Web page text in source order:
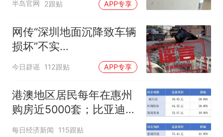
半岛官网 2跟贴 APP专享
网传“深圳地面沉降致车辆
损坏”不实
（2026·08·06）
今日辟谣 112跟贴 APP专享
港澳地区居民每年在惠州
购房近5000套；比亚迪销
量跻身全球车企第六丨大
每日经济新闻 115跟贴